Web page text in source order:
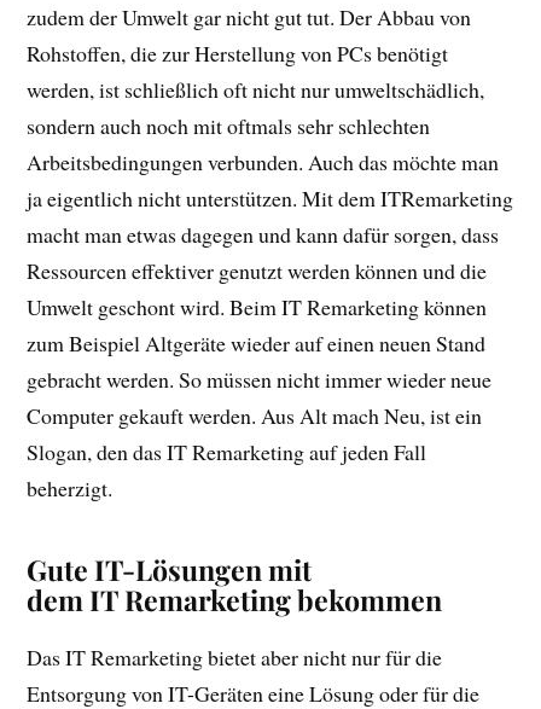
zudem der Umwelt gar nicht gut tut. Der Abbau von
Rohstoffen, die zur Herstellung von PCs benötigt
werden, ist schließlich oft nicht nur umweltschädlich,
sondern auch noch mit oftmals sehr schlechten
Arbeitsbedingungen verbunden. Auch das möchte man
ja eigentlich nicht unterstützen. Mit dem ITRemarketing
macht man etwas dagegen und kann dafür sorgen, dass
Ressourcen effektiver genutzt werden können und die
Umwelt geschont wird. Beim IT Remarketing können
zum Beispiel Altgeräte wieder auf einen neuen Stand
gebracht werden. So müssen nicht immer wieder neue
Computer gekauft werden. Aus Alt mach Neu, ist ein
Slogan, den das IT Remarketing auf jeden Fall
beherzigt.
Gute IT-Lösungen mit
dem IT Remarketing bekommen
Das IT Remarketing bietet aber nicht nur für die
Entsorgung von IT-Geräten eine Lösung oder für die